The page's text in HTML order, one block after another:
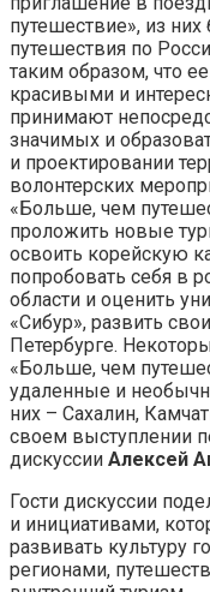
путешествие», из
путешествия по
таким образом, что
красивыми и
принимают
значимых и
и проектировании
волонтерских
«Больше, чем
проложить новые
освоить корейскую
попробовать себя в
области и оценить
«Сибур», развить
Петербурге.
«Больше, чем
удаленные и
них – Сахалин,
своем выступлении
дискуссии Алексей
Гости дискуссии
и инициативами,
развивать культуру
регионами,